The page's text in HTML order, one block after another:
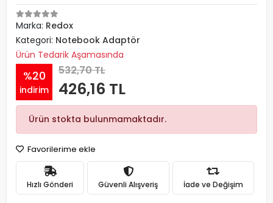
Marka: Redox
Kategori: Notebook Adaptör
Ürün Tedarik Aşamasında
%20
indirim
532,70 TL
426,16 TL
Ürün stokta bulunmamaktadır.
Favorilerime ekle
Hızlı Gönderi Güvenli Alışveriş İade ve Değişim